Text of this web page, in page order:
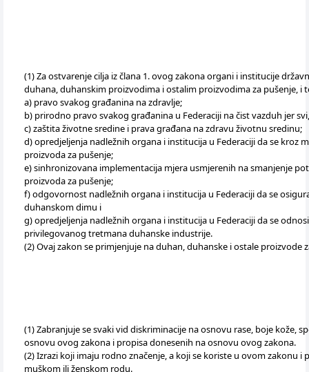
(1) Za ostvarenje cilja iz člana 1. ovog zakona organi i institucije
duhana, duhanskim proizvodima i ostalim proizvodima za pušenje, i
a) pravo svakog građanina na zdravlje;
b) prirodno pravo svakog građanina u Federaciji na čist vazduh jer
c) zaštita životne sredine i prava građana na zdravu životnu sredinu;
d) opredjeljenja nadležnih organa i institucija u Federaciji da se
proizvoda za pušenje;
e) sinhronizovana implementacija mjera usmjerenih na smanjenje
proizvoda za pušenje;
f) odgovornost nadležnih organa i institucija u Federaciji da se
duhanskom dimu i
g) opredjeljenja nadležnih organa i institucija u Federaciji da se
privilegovanog tretmana duhanske industrije.
(2) Ovaj zakon se primjenjuje na duhan, duhanske i ostale
(1) Zabranjuje se svaki vid diskriminacije na osnovu rase, boje
osnovu ovog zakona i propisa donesenih na osnovu ovog zakona.
(2) Izrazi koji imaju rodno značenje, a koji se koriste u ovom zakonu
muškom ili ženskom rodu.